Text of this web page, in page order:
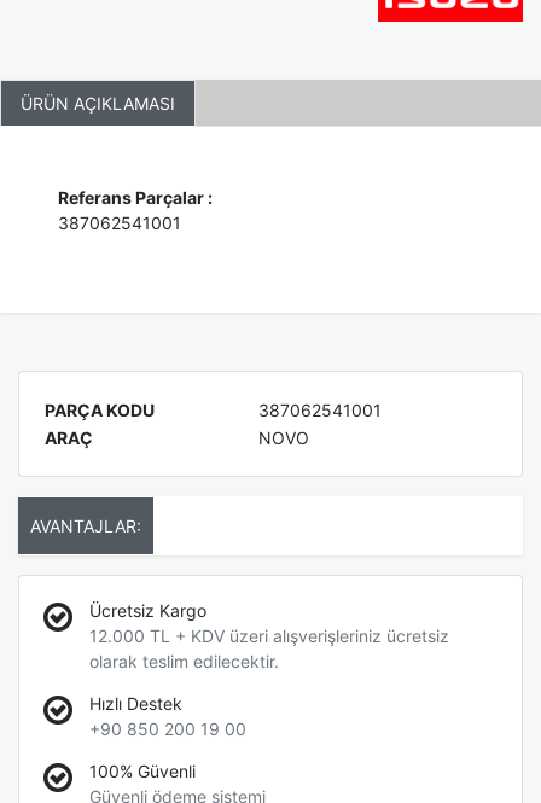
ÜRÜN AÇIKLAMASI
Referans Parçalar :
387062541001
PARÇA KODU
387062541001
ARAÇ
NOVO
AVANTAJLAR:
Ücretsiz Kargo
12.000 TL + KDV üzeri alışverişleriniz ücretsiz
olarak teslim edilecektir.
Hızlı Destek
+90 850 200 19 00
100% Güvenli
Güvenli ödeme sistemi